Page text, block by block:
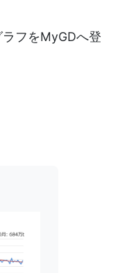
フをMyGDへ登